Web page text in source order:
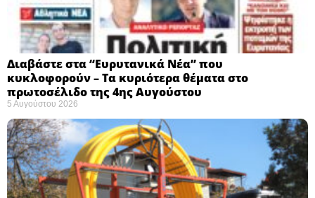
Διαβάστε στα “Ευρυτανικά Νέα” που
κυκλοφορούν – Τα κυριότερα θέματα στο
πρωτοσέλιδο της 4ης Αυγούστου
5 Αυγούστου 2026